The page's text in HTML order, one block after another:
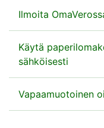
Ilmoita
Tee
Siirry Omaveroon
Käytä
sähköisesti
Jos teet
mukaan myös
Vapaamuotoinen